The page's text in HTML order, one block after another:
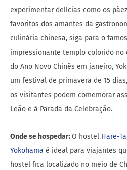
experimentar delícias como os
favoritos dos amantes da
culinária chinesa, siga para o
impressionante templo colorido no
do Ano Novo Chinês em janeiro,
um festival de primavera de 15
os visitantes podem comemorar
Leão e à Parada da Celebração.
Onde se hospedar:O hostel Hare-
Yokohama é ideal para viajantes
hostel fica localizado no meio de